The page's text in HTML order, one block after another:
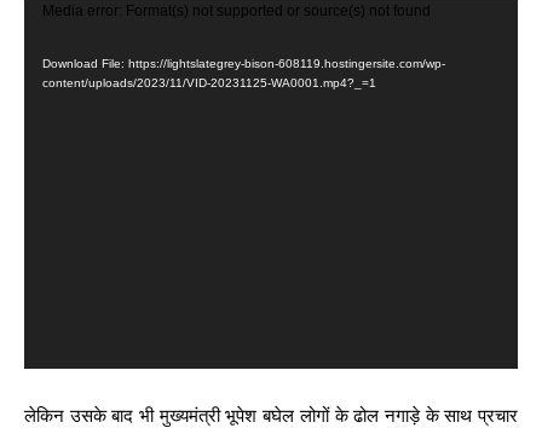
Media error: Format(s) not supported or source(s) not found
Download File: https://lightslategrey-bison-608119.hostingersite.com/wp-
content/uploads/2023/11/VID-20231125-WA0001.mp4?_=1
लेकिन उसके बाद भी मुख्यमंत्री भूपेश बघेल लोगों के ढोल नगाड़े के साथ प्रचार